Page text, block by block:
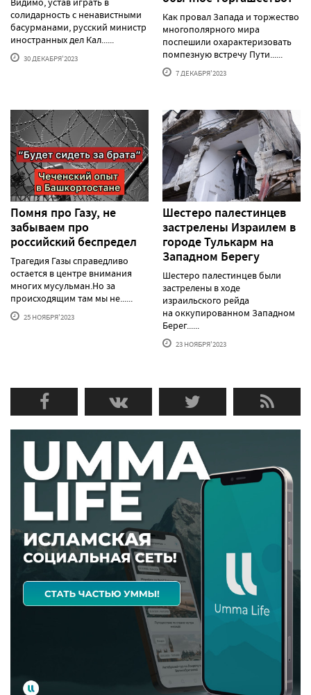
солидарность с ненавистными
басурманами, русский министр
иностранных дел Кал......
30 ДЕКАБРЯ'2023
Как провал Запада и торжество
многополярного мира
поспешили охарактеризовать
помпезную встречу Пути......
7 ДЕКАБРЯ'2023
Помня про Газу, не
забываем про
российский беспредел
Трагедия Газы справедливо
остается в центре внимания
многих мусульман.Но за
происходящим там мы не......
25 НОЯБРЯ'2023
Шестеро палестинцев
застрелены Израилем в
городе Тулькарм на
Западном Берегу
Шестеро палестинцев были
застрелены в ходе
израильского рейда
на оккупированном Западном
Берег......
23 НОЯБРЯ'2023